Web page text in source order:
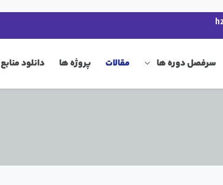
سرفصل دوره ها مقالات پروژه ها دانلود منابع 17025